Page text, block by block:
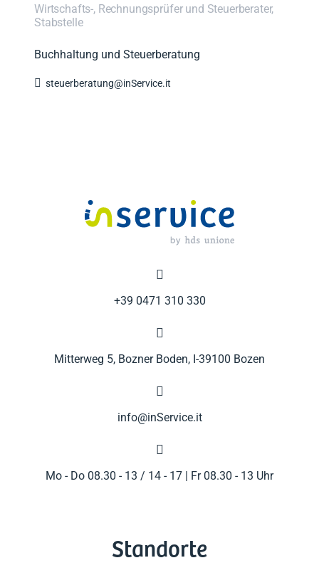
Wirtschafts-, Rechnungsprüfer und Steuerberater,
Stabstelle
Buchhaltung und Steuerberatung
 steuerberatung@inService.it

+39 0471 310 330

Mitterweg 5, Bozner Boden, I-39100 Bozen

info@inService.it

Mo - Do 08.30 - 13 / 14 - 17 | Fr 08.30 - 13 Uhr
Standorte